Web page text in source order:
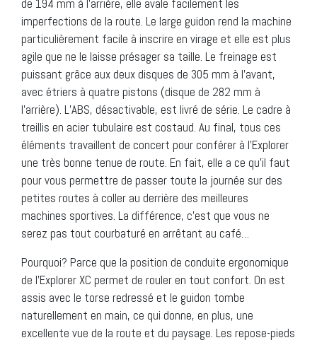
de 194 mm à l’arrière, elle avale facilement les
imperfections de la route. Le large guidon rend la machine
particulièrement facile à inscrire en virage et elle est plus
agile que ne le laisse présager sa taille. Le freinage est
puissant grâce aux deux disques de 305 mm à l’avant,
avec étriers à quatre pistons (disque de 282 mm à
l’arrière). L’ABS, désactivable, est livré de série. Le cadre à
treillis en acier tubulaire est costaud. Au final, tous ces
éléments travaillent de concert pour conférer à l’Explorer
une très bonne tenue de route. En fait, elle a ce qu’il faut
pour vous permettre de passer toute la journée sur des
petites routes à coller au derrière des meilleures
machines sportives. La différence, c’est que vous ne
serez pas tout courbaturé en arrêtant au café…
Pourquoi? Parce que la position de conduite ergonomique
de l’Explorer XC permet de rouler en tout confort. On est
assis avec le torse redressé et le guidon tombe
naturellement en main, ce qui donne, en plus, une
excellente vue de la route et du paysage. Les repose-pieds